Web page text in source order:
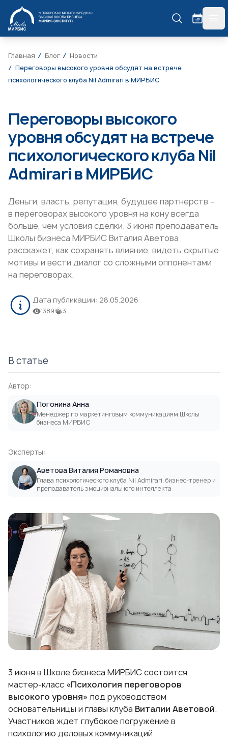
МИРБИС
Главная Блог
Новости
Переговоры высокого уровня обсудят на встрече
психологического клуба Nil Admirari в МИРБИС
Переговоры высокого
уровня обсудят на встрече
психологического клуба Nil
Admirari в МИРБИС
Деньги, власть, репутация, будущее партнерств –
в переговорах высокого уровня на кону всегда
больше, чем условия сделки. 3 июня преподаватель
Школы бизнеса МИРБИС Виталия Аветова
расскажет, как сохранять влияние, видеть скрытые
мотивы и вести диалог со сложными оппонентами
на переговорах.
Дата публикации: 28.05.2026
1389 3
В статье
Автор:
Погонина Анна
Менеджер по маркетинговым коммуникациям Школы
бизнеса МИРБИС
Эксперты:
Аветова Виталия Романовна
Глава психологического клуба Nil Admirari, бизнес-тренер и
преподаватель эмоционального интеллекта
3 июня в Школе бизнеса МИРБИС состоится
мастер-класс «Психология переговоров
высокого уровня» под руководством
основательницы и главы клуба Виталии Аветовой.
Участников ждет глубокое погружение в
психологию деловых коммуникаций.